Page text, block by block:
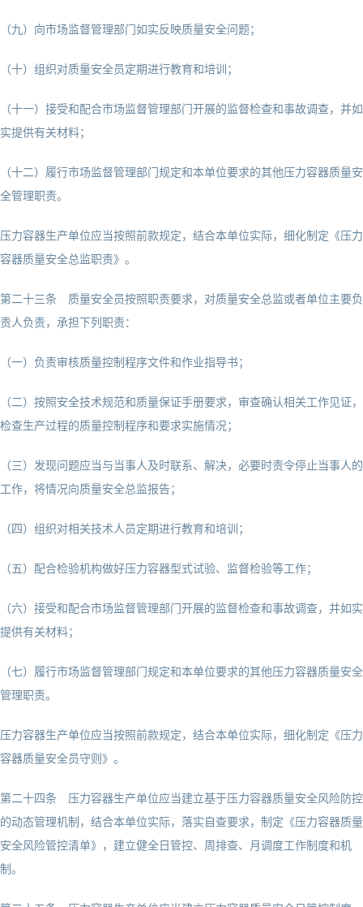
（九）向市场监督管理部门如实反映质量安全问题；
（十）组织对质量安全员定期进行教育和培训；
（十一）接受和配合市场监督管理部门开展的监督检查和事故调查，并如
实提供有关材料；
（十二）履行市场监督管理部门规定和本单位要求的其他压力容器质量安
全管理职责。
压力容器生产单位应当按照前款规定，结合本单位实际，细化制定《压力
容器质量安全总监职责》。
第二十三条 质量安全员按照职责要求，对质量安全总监或者单位主要负
责人负责，承担下列职责：
（一）负责审核质量控制程序文件和作业指导书；
（二）按照安全技术规范和质量保证手册要求，审查确认相关工作见证，
检查生产过程的质量控制程序和要求实施情况；
（三）发现问题应当与当事人及时联系、解决，必要时责令停止当事人的
工作，将情况向质量安全总监报告；
（四）组织对相关技术人员定期进行教育和培训；
（五）配合检验机构做好压力容器型式试验、监督检验等工作；
（六）接受和配合市场监督管理部门开展的监督检查和事故调查，并如实
提供有关材料；
（七）履行市场监督管理部门规定和本单位要求的其他压力容器质量安全
管理职责。
压力容器生产单位应当按照前款规定，结合本单位实际，细化制定《压力
容器质量安全员守则》。
第二十四条 压力容器生产单位应当建立基于压力容器质量安全风险防控
的动态管理机制，结合本单位实际，落实自查要求，制定《压力容器质量
安全风险管控清单》，建立健全日管控、周排查、月调度工作制度和机
制。